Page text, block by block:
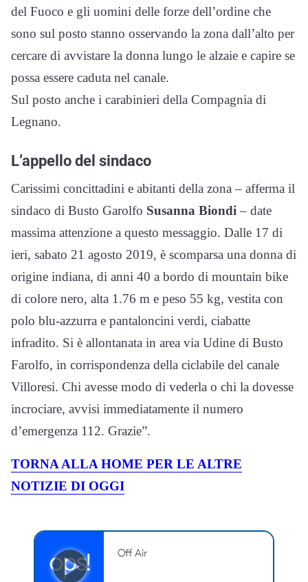
del Fuoco e gli uomini delle forze dell’ordine che
sono sul posto stanno osservando la zona dall’alto per
cercare di avvistare la donna lungo le alzaie e capire se
possa essere caduta nel canale.
Sul posto anche i carabinieri della Compagnia di
Legnano.
L’appello del sindaco
Carissimi concittadini e abitanti della zona – afferma il
sindaco di Busto Garolfo Susanna Biondi– date
massima attenzione a questo messaggio. Dalle 17 di
ieri, sabato 21 agosto 2019, è scomparsa una donna di
origine indiana, di anni 40 a bordo di mountain bike
di colore nero, alta 1.76 m e peso 55 kg, vestita con
polo blu-azzurra e pantaloncini verdi, ciabatte
infradito. Si è allontanata in area via Udine di Busto
Farolfo, in corrispondenza della ciclabile del canale
Villoresi. Chi avesse modo di vederla o chi la dovesse
incrociare, avvisi immediatamente il numero
d’emergenza 112. Grazie”.
TORNA ALLA HOME PER LE ALTRE
NOTIZIE DI OGGI